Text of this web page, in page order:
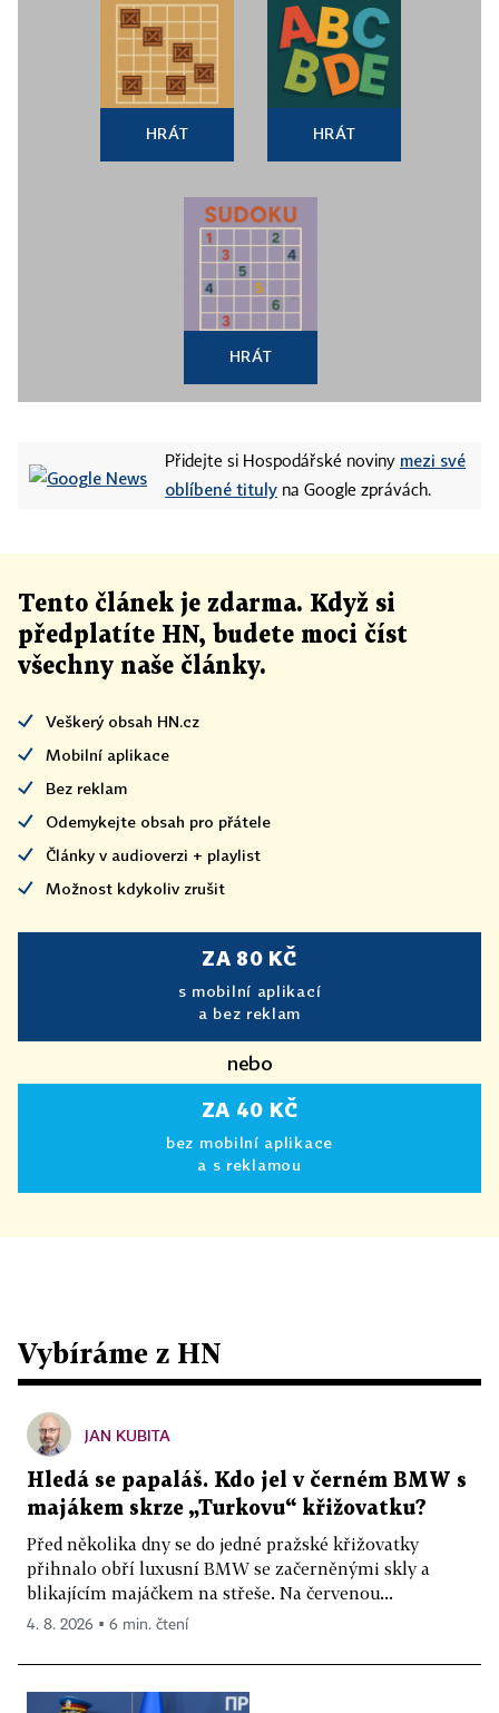
HRÁT HRÁT
HRÁT
Přidejte si Hospodářské noviny mezi své
oblíbené tituly na Google zprávách.
Tento článek je zdarma. Když si
předplatíte HN, budete moci číst
všechny naše články.
Veškerý obsah HN.cz
Mobilní aplikace
Bez reklam
Odemykejte obsah pro přátele
Články v audioverzi + playlist
Možnost kdykoliv zrušit
ZA 80 KČ
s mobilní aplikací
a bez reklam
nebo
ZA 40 KČ
bez mobilní aplikace
a s reklamou
Vybíráme z HN
JAN KUBITA
Hledá se papaláš. Kdo jel v černém BMW s
majákem skrze „Turkovu“ křižovatku?
Před několika dny se do jedné pražské křižovatky
přihnalo obří luxusní BMW se začerněnými skly a
blikajícím majáčkem na střeše. Na červenou...
4. 8. 2026 ▪ 6 min. čtení